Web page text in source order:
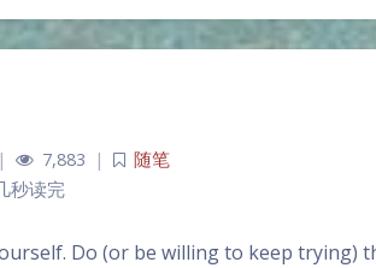
| 7,883 |
随笔
秒读完
Do (or be willing to keep trying)